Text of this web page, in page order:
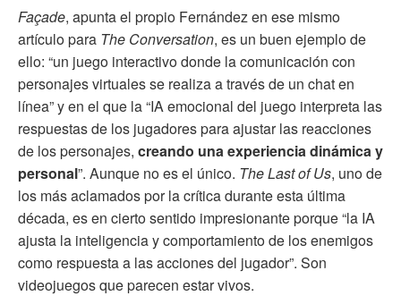
Façade, apunta el propio Fernández en ese mismo
artículo para The Conversation, es un buen ejemplo de
ello: “un juego interactivo donde la comunicación con
personajes virtuales se realiza a través de un chat en
línea” y en el que la “IA emocional del juego interpreta las
respuestas de los jugadores para ajustar las reacciones
de los personajes, creando una experiencia dinámica y
personal”. Aunque no es el único. The Last of Us, uno de
los más aclamados por la crítica durante esta última
década, es en cierto sentido impresionante porque “la IA
ajusta la inteligencia y comportamiento de los enemigos
como respuesta a las acciones del jugador”. Son
videojuegos que parecen estar vivos.